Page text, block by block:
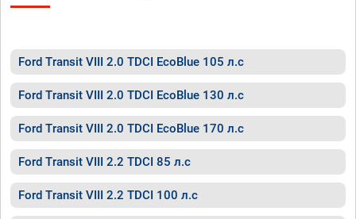
Ford Transit VIII 2.0 TDCI EcoBlue 105 л.с
Ford Transit VIII 2.0 TDCI EcoBlue 130 л.с
Ford Transit VIII 2.0 TDCI EcoBlue 170 л.с
Ford Transit VIII 2.2 TDCI 85 л.с
Ford Transit VIII 2.2 TDCI 100 л.с